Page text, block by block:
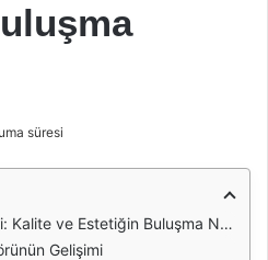
süresi
ve Estetiğin Buluşma Noktası
Gelişimi